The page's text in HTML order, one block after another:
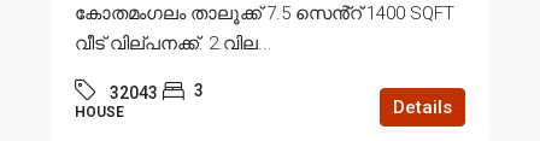
കോതമംഗലം താലൂക്ക് 7.5 സെൻ്റ് 1400 SQFT
വീട് വില്പനക്ക്. 2.വില...
32043 3
HOUSE Details